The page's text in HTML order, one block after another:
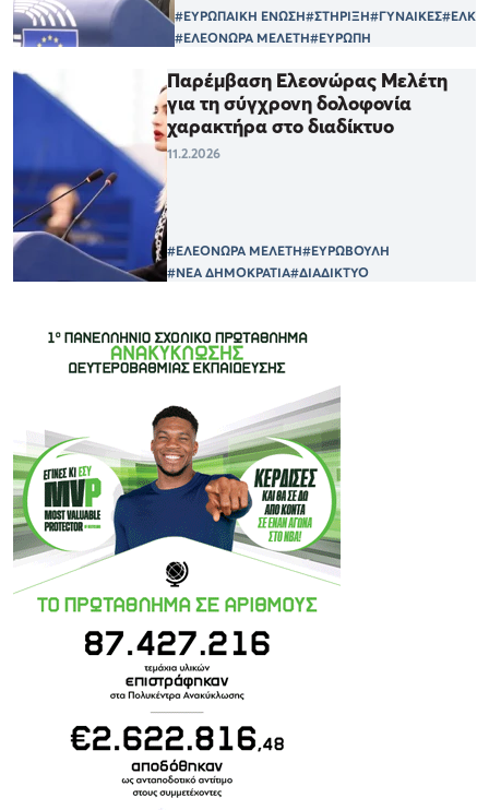
#ΕΥΡΩΠΑΙΚΗ ΕΝΩΣΗ#ΣΤΗΡΙΞΗ#ΓΥΝΑΙΚΕΣ#ΕΛΚ
#ΕΛΕΟΝΩΡΑ ΜΕΛΕΤΗ#ΕΥΡΩΠΗ
Παρέμβαση Ελεονώρας Μελέτη
για τη σύγχρονη δολοφονία
χαρακτήρα στο διαδίκτυο
11.2.2026
#ΕΛΕΟΝΩΡΑ ΜΕΛΕΤΗ#ΕΥΡΩΒΟΥΛΗ
#ΝΕΑ ΔΗΜΟΚΡΑΤΙΑ#ΔΙΑΔΙΚΤΥΟ